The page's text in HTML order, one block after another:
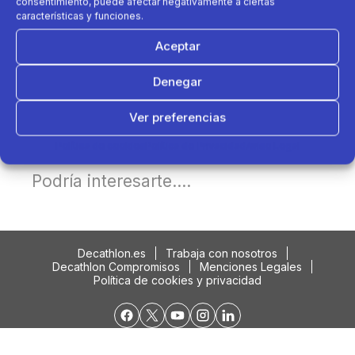
características y funciones.
Aceptar
Denegar
Ver preferencias
Podría interesarte....
Decathlon.es
Trabaja con nosotros
Decathlon Compromisos
Menciones Legales
Política de cookies y privacidad